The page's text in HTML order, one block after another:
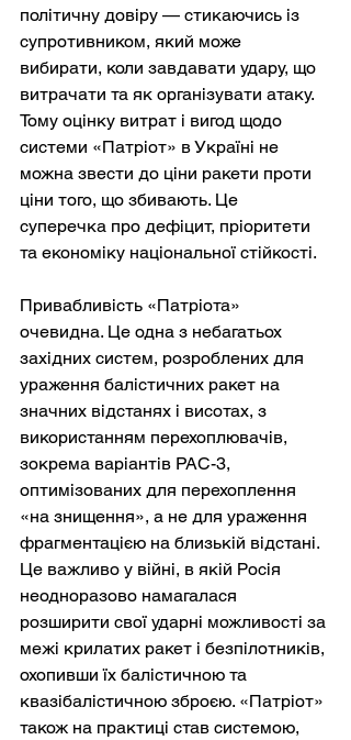
політичну довіру — стикаючись із
супротивником, який може
вибирати, коли завдавати удару, що
витрачати та як організувати атаку.
Тому оцінку витрат і вигод щодо
системи «Патріот» в Україні не
можна звести до ціни ракети проти
ціни того, що збивають. Це
суперечка про дефіцит, пріоритети
та економіку національної стійкості.
Привабливість «Патріота»
очевидна. Це одна з небагатьох
західних систем, розроблених для
ураження балістичних ракет на
значних відстанях і висотах, з
використанням перехоплювачів,
зокрема варіантів PAC-3,
оптимізованих для перехоплення
«на знищення», а не для ураження
фрагментацією на близькій відстані.
Це важливо у війні, в якій Росія
неодноразово намагалася
розширити свої ударні можливості за
межі крилатих ракет і безпілотників,
охопивши їх балістичною та
квазібалістичною зброєю. «Патріот»
також на практиці став системою,